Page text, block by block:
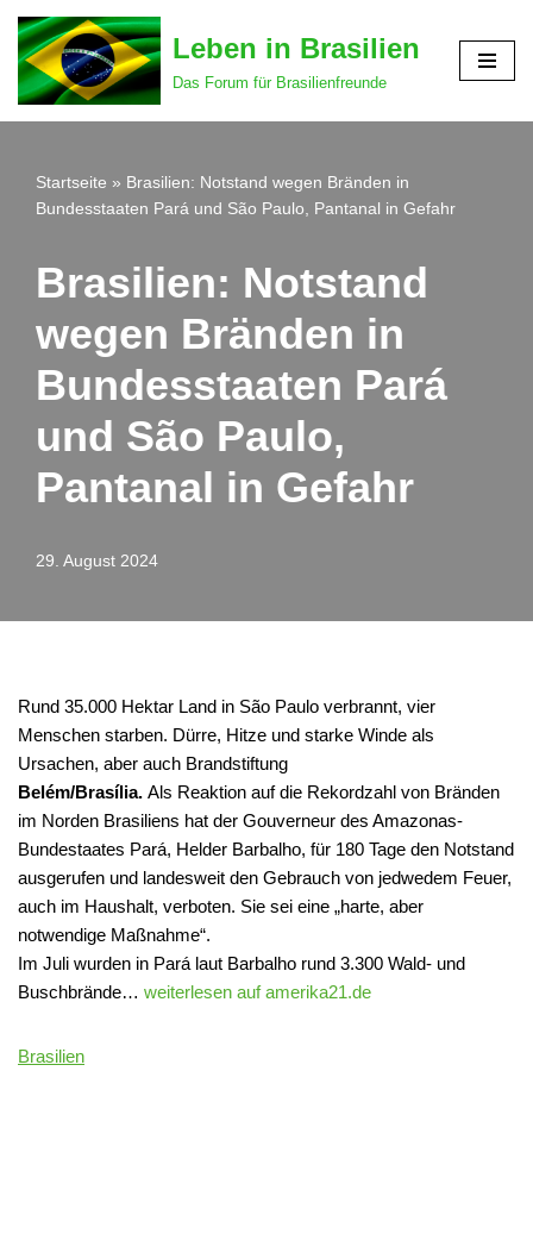
Zum
Inhalt
springen
Leben in Brasilien
Das Forum für Brasilienfreunde
Startseite » Brasilien: Notstand wegen Bränden in
Bundesstaaten Pará und São Paulo, Pantanal in Gefahr
Brasilien: Notstand
wegen Bränden in
Bundesstaaten Pará
und São Paulo,
Pantanal in Gefahr
29. August 2024
Rund 35.000 Hektar Land in São Paulo verbrannt, vier
Menschen starben. Dürre, Hitze und starke Winde als
Ursachen, aber auch Brandstiftung
Belém/Brasília. Als Reaktion auf die Rekordzahl von Bränden
im Norden Brasiliens hat der Gouverneur des Amazonas-
Bundestaates Pará, Helder Barbalho, für 180 Tage den Notstand
ausgerufen und landesweit den Gebrauch von jedwedem Feuer,
auch im Haushalt, verboten. Sie sei eine „harte, aber
notwendige Maßnahme“.
Im Juli wurden in Pará laut Barbalho rund 3.300 Wald- und
Buschbrände… weiterlesen auf amerika21.de
Brasilien